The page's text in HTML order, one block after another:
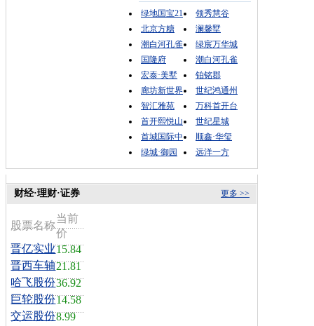
绿地国宝21
领秀慧谷
北京方糖
澜馨墅
潮白河孔雀
绿宸万华城
国隆府
潮白河孔雀
宏泰·美墅
铂铭郡
廊坊新世界
世纪鸿通州
智汇雅苑
万科首开台
首开熙悦山
世纪星城
首城国际中
顺鑫·华玺
绿城·御园
远洋一方
更多 >>
财经·理财·证券
股票名称
当前
价
晋亿实业15.84
晋西车轴21.81
哈飞股份36.92
巨轮股份14.58
交运股份8.99